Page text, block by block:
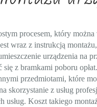
procesem, który
wraz z instrukcją
urządzenia na
z bramkami poboru
przedmiotami, które
skorzystanie z usług
usług. Koszt takiego